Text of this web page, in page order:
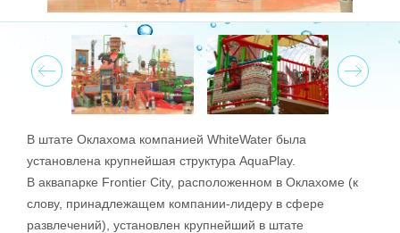
Prev Next
В штате Оклахома компанией WhiteWater была
установлена крупнейшая структура AquaPlay.
В аквапарке Frontier City, расположенном в Оклахоме (к
слову, принадлежащем компании-лидеру в сфере
развлечений), установлен крупнейший в штате